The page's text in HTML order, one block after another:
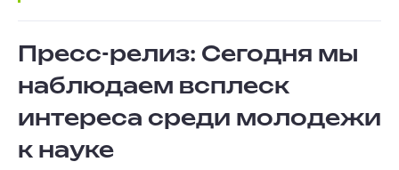
Пресс-релиз: Сегодня мы
наблюдаем всплеск
интереса среди молодежи
к науке